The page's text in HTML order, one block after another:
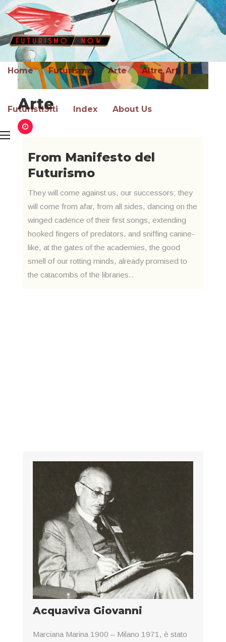
Home Futurismo Arte Altre Arti
FuturistiSiti Index About Us
Arte
From Manifesto del
Futurismo
They will come against us, our successors; they
will come from afar, from all sides, dancing on the
winged cadence of their first songs, extending
hooked fingers of predators, and sniffing canine-
like, at the gates of the academies, the good
smell of our rotting minds, already promised to
the catacombs of the libraries..
Acquaviva Giovanni
Marciana Marina 1900 – Milano 1971, è stato